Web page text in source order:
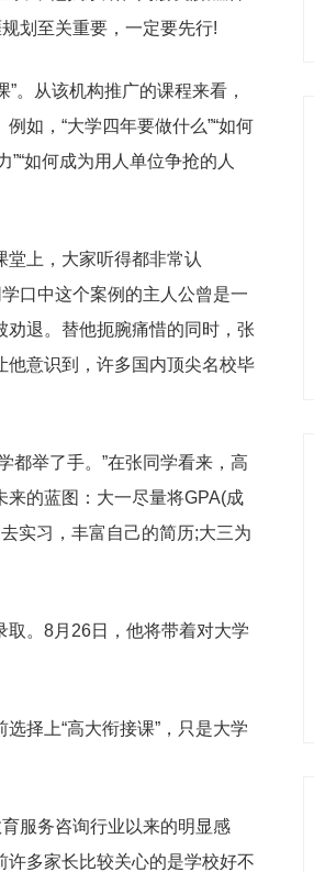
划至关重要，一定要先行!
。从该机构推广的课程来看，
如，“大学四年要做什么”“如何
”“如何成为用人单位争抢的人
上，大家听得都非常认
口中这个案例的主人公曾是一
退。替他扼腕痛惜的同时，张
他意识到，许多国内顶尖名校毕
都举了手。”在张同学看来，高
的蓝图：大一尽量将GPA(成
实习，丰富自己的简历;大三为
。8月26日，他将带着对大学
择上“高大衔接课”，只是大学
服务咨询行业以来的明显感
多家长比较关心的是学校好不